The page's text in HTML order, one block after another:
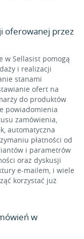
oferowanej przez
w Sellasist pomogą
i realizacji
stanami
ofert na
do produktów
powiadomienia
zamówienia,
automatyczna
płatności od
i parametrów
oraz dyskusji
e-mailem, i wiele
korzystać już
w